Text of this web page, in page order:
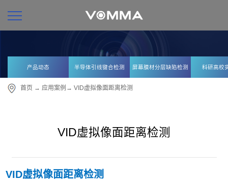
产品动态 半导体引线键合检测 屏幕膜材分层缺陷检测 科研高校
首页 → 应用案例 → VID虚拟像面距离检测
VID虚拟像面距离检测
VID虚拟像面距离检测